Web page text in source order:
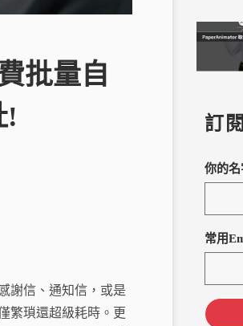
批量自
!
謝信、通知信，或是
繁瑣還超級耗時。更
訂
你的名
常用